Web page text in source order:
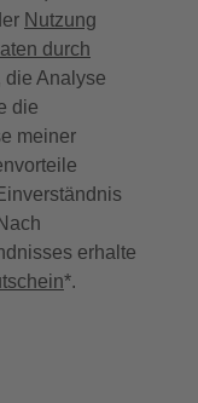
Nutzung
durch
die Analyse
die
meiner
erhalte
*.